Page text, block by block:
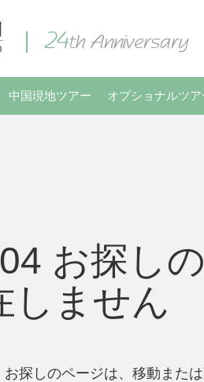
中国現地ツアー オプショナルツア
お探し
しません
探しのページは、移動また